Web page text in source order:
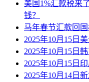
美国1%汇款税来
钱？
马年春节汇款回
2025年10月15日
2025年10月15日
2025年10月15日
2025年10月14日